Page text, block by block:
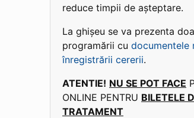
reduce timpii de așteptare.
La ghișeu se va prezenta
programării cu documentele
înregistrării cererii.
ATENTIE! NU SE POT FACE
ONLINE PENTRU BILETELE
TRATAMENT